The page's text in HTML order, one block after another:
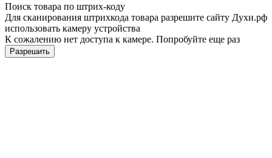
Поиск товара по штрих-коду
Для сканирования штрихкода товара разрешите сайту Духи.рф
использовать камеру устройства
К сожалению нет доступа к камере. Попробуйте еще раз
Разрешить